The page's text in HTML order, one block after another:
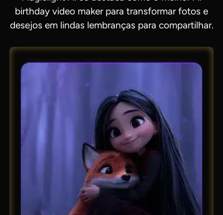
birthday video maker para transformar fotos e
desejos em lindas lembranças para compartilhar.